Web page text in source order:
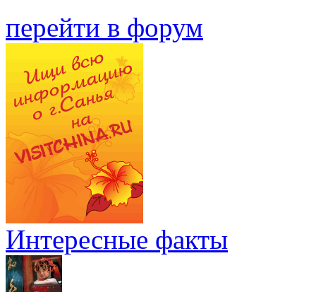
перейти в форум
Интересные факты